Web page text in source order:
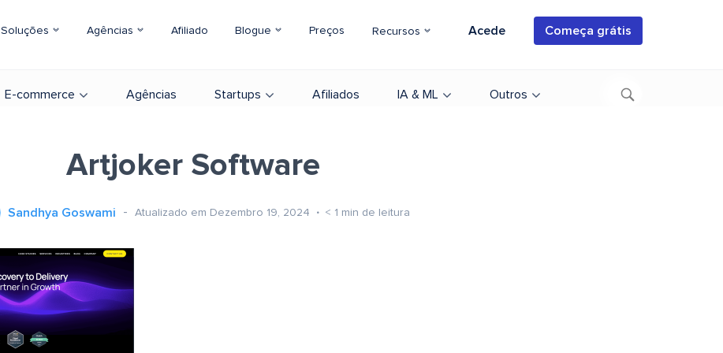
Soluções Agências Afiliado Blogue Preços Recursos Acede Começa grátis
E-commerce Agências Startups Afiliados IA & ML Outros
Artjoker Software
Sandhya Goswami Atualizado em Dezembro 19, 2024 < 1 min de leitura